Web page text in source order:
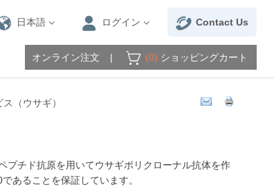
日本語 ログイン Contact Us
オンライン注文 (0) ショッピングカート
（ウサギ）
プチド抗原を用いてウサギポリクローナル抗体を作
あることを保証しています。